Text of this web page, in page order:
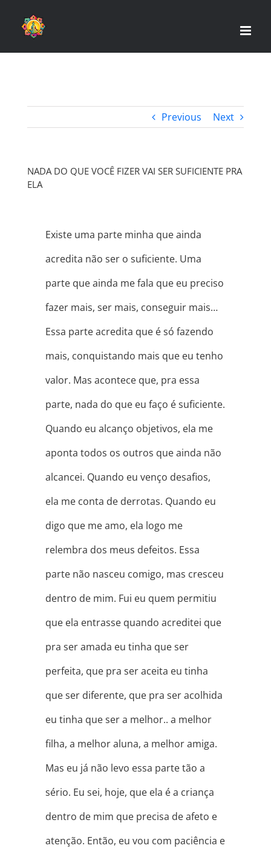
Previous Next
NADA DO QUE VOCÊ FIZER VAI SER SUFICIENTE PRA
ELA
Existe uma parte minha que ainda
acredita não ser o suficiente. Uma
parte que ainda me fala que eu preciso
fazer mais, ser mais, conseguir mais…
Essa parte acredita que é só fazendo
mais, conquistando mais que eu tenho
valor. Mas acontece que, pra essa
parte, nada do que eu faço é suficiente.
Quando eu alcanço objetivos, ela me
aponta todos os outros que ainda não
alcancei. Quando eu venço desafios,
ela me conta de derrotas. Quando eu
digo que me amo, ela logo me
relembra dos meus defeitos. Essa
parte não nasceu comigo, mas cresceu
dentro de mim. Fui eu quem permitiu
que ela entrasse quando acreditei que
pra ser amada eu tinha que ser
perfeita, que pra ser aceita eu tinha
que ser diferente, que pra ser acolhida
eu tinha que ser a melhor.. a melhor
filha, a melhor aluna, a melhor amiga.
Mas eu já não levo essa parte tão a
sério. Eu sei, hoje, que ela é a criança
dentro de mim que precisa de afeto e
atenção. Então, eu vou com paciência e